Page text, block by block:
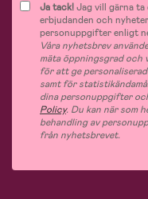
Ja tack!Jag vill gärna ta
erbjudanden och
personuppgifter enligt
Våra nyhetsbrev
mäta öppningsgrad och
för att ge
samt för
dina personuppgifter
Policy. Du kan när som
behandling av
från nyhetsbrevet.